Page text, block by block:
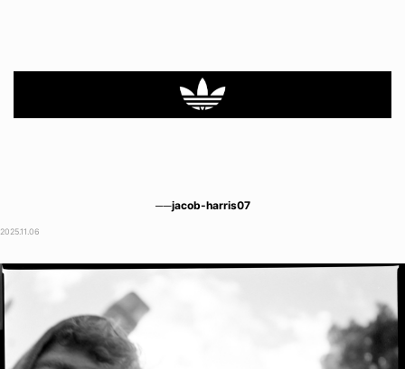
──jacob-harris07
2025.11.06